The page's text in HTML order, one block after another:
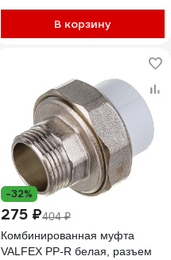
В корзину
-32%
275 ₽404 ₽
Комбинированная муфта
VALFEX PP-R белая, разъем